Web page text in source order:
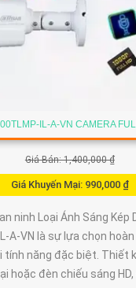
IL-A-VN CAMERA
Giá Bán: 1,400,000 ₫
Giá Khuyến Mại: 990,000 ₫
ninh Loại Ánh Sáng Kép
A-VN là sự lựa chọn
tính năng đặc biệt. Thiết
hoặc đèn chiếu sáng